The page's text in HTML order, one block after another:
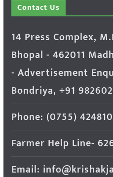
Contact Us
14 Press Complex,
Bhopal - 462011
- Advertisement
Bondriya, +91
Phone: (0755)
Farmer Help Line-
Email: